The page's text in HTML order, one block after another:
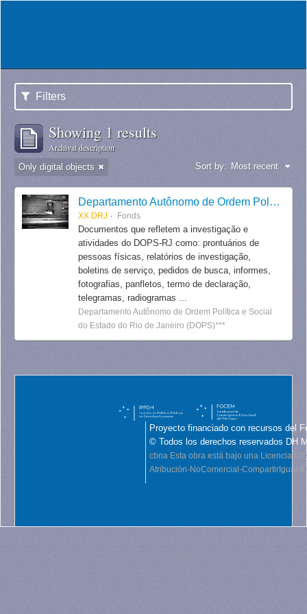
Filters
Showing 1 results
Archival description
Only digital objects Sort by: Most recent
Departamento Autônomo de Ordem Política e Social do Estado do Rio de Janeiro
XX DRJ Fonds
Documentos que refletem a investigação e
atividades do DOPS-RJ como: prontuários de
pessoas físicas, relatórios de investigação,
boletins de serviço, pedidos de busca, informes,
fotografias, panfletos, termo de declaração,
telegramas, radiogramas ...
Departamento Autônomo de Ordem Política e Social
do Estado do Rio de Janeiro (DOPS)***
Proyecto financiado con recursos del
© Todos los derechos reservados DH
cbna Esta obra está bajo una Licencia
Atribución-NoComercial-CompartirIgual